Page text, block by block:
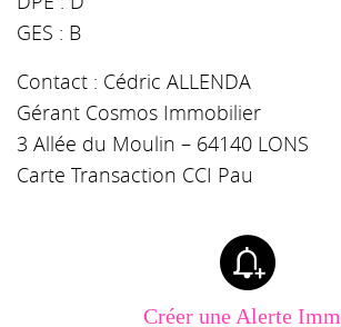
GES : B
Contact : Cédric ALLENDA
Gérant Cosmos Immobilier
3 Allée du Moulin – 64140 LONS
Carte Transaction CCI Pau
Créer une Alerte